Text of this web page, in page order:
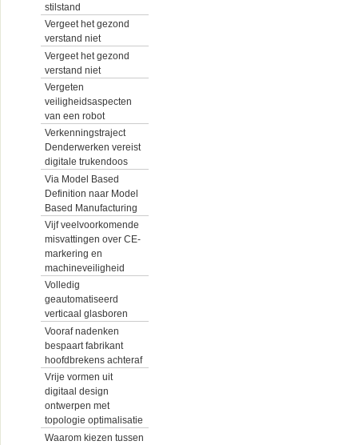
stilstand
Vergeet het gezond
verstand niet
Vergeet het gezond
verstand niet
Vergeten
veiligheidsaspecten
van een robot
Verkenningstraject
Denderwerken vereist
digitale trukendoos
Via Model Based
Definition naar Model
Based Manufacturing
Vijf veelvoorkomende
misvattingen over CE-
markering en
machineveiligheid
Volledig
geautomatiseerd
verticaal glasboren
Vooraf nadenken
bespaart fabrikant
hoofdbrekens achteraf
Vrije vormen uit
digitaal design
ontwerpen met
topologie optimalisatie
Waarom kiezen tussen